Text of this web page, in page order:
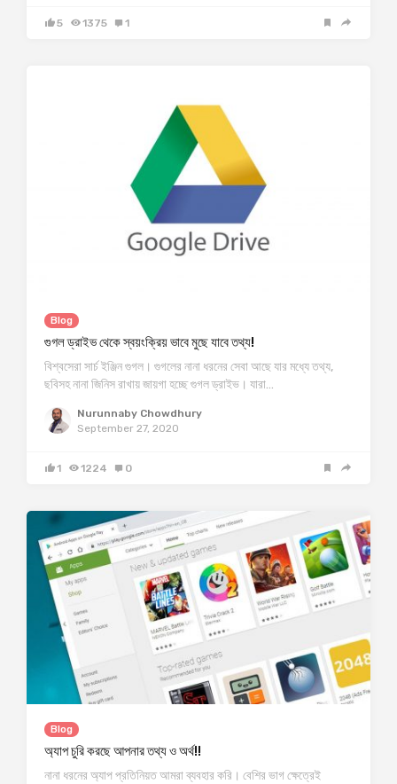
5 1375 1
Blog
গুগল ড্রাইভ থেকে স্বয়ংক্রিয় ভাবে মুছে যাবে তথ্য!
বিশ্বসেরা সার্চ ইঞ্জিন গুগল। গুগলের নানা ধরনের সেবা আছে যার মধ্যে তথ্য,
ছবিসহ নানা জিনিস রাখায় জায়গা হচ্ছে গুগল ড্রাইভ। যারা…
Nurunnaby Chowdhury
September 27, 2020
1 1224 0
Blog
অ্যাপ চুরি করছে আপনার তথ্য ও অর্থ!!
নানা ধরনের অ্যাপ প্রতিনিয়ত আমরা ব্যবহার করি। বেশির ভাগ ক্ষেত্রেই